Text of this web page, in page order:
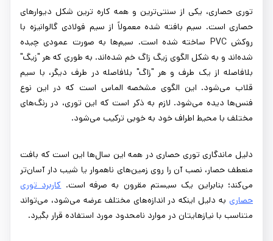
توری حصاری، یکی از سنتی‌ترین و همه کاره ترین شکل دیوارهای
حصاری است. سیم بافته شده معمولاً از سیم فولادی گالوانیزه با
روکش PVC ساخته شده است. سیم‌ها به صورت عمودی چیده
شده‌اند و به شکل الگوی زیگ زاگ خم شده‌اند. به طوری که هر "زیگ"
بلافاصله از یک طرف و هر "زاگ" بلافاصله در طرف دیگر، با سیم
قلاب می‌شود. این الگوی مشخصه الماس است که در این نوع
فنس‌ها دیده می‌شود. لازم به ذکر است که این توری، در رنگ‌های
مختلف با محیط اطراف خود به خوبی ترکیب می‌شود.
دلیل ماندگاری توری حصاری در همه این سال‌ها این است که بافت
منعطف حصار، نصب آن را روی زمین‌های ناهموار یا شیب دار آسان‌تر
می‌کند؛ بنابراین یک سیستم مقرون به صرفه است.کاربرد توری
حصاری به دلیل اینکه در اندازه‌های مختلف عرضه می‌شود، می‌تواند
متناسب با نیازهایتان در موارد نامحدود مورد استفاده قرار بگیرد.